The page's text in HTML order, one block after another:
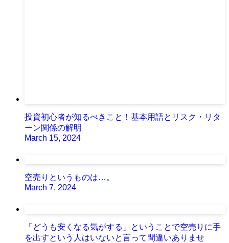
投資初心者が知るべきこと！基本用語とリスク・リタ
ーン関係の解明
March 15, 2024
空売りというものは…。
March 7, 2024
「どうも安くなる気がする」ということで空売りに手
を出すという人はいないと言って間違いありませ